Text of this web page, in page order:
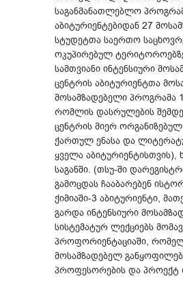
საგანმანათლებლო
აბიტურიენტებიდან 27
სტუდეტთა საერთო
ოკუპირებულ
სამთვიანი ინტენსიური
ცენტრის აბიტურიენტთა
მოსამზადებელი პროგრამა
რომლის დასრულების
ცენტრის მიერ
ქართულ ენასა და
ყველა
საგანში. (თსუ-ში
გამოცდას ჩააბარებენ
ქიმიაში-3 აბიტურიენტი,
გარდა ინტენსიური
სისტემატურ ლექციებს
პროფორიენტაციაში,
მოსამზადებელ
პროფესორების და პროექტ